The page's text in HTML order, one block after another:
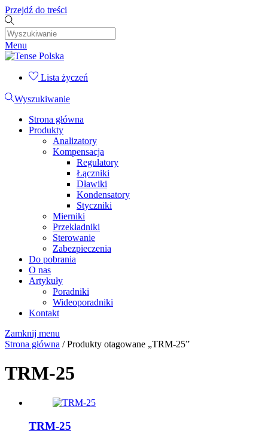
Przejdź do treści
Menu
Lista życzeń
Wyszukiwanie
Strona główna
Produkty
Analizatory
Kompensacja
Regulatory
Łączniki
Dławiki
Kondensatory
Styczniki
Mierniki
Przekładniki
Sterowanie
Zabezpieczenia
Do pobrania
O nas
Artykuły
Poradniki
Wideoporadniki
Kontakt
Zamknij menu
Strona główna / Produkty otagowane „TRM-25”
TRM-25
TRM-25